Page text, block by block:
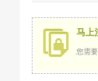
马上
您需要